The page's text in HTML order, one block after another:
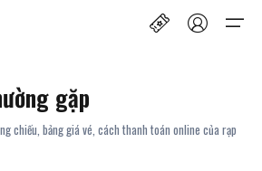
gặp
chiếu, bảng giá vé, cách thanh toán online của rạp